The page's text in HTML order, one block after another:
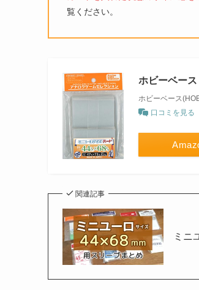
覧ください。
ホビーベー
ホビーベース
口コミを見る
関連記事
ミニ